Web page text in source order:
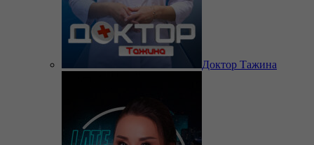
Доктор Тажина